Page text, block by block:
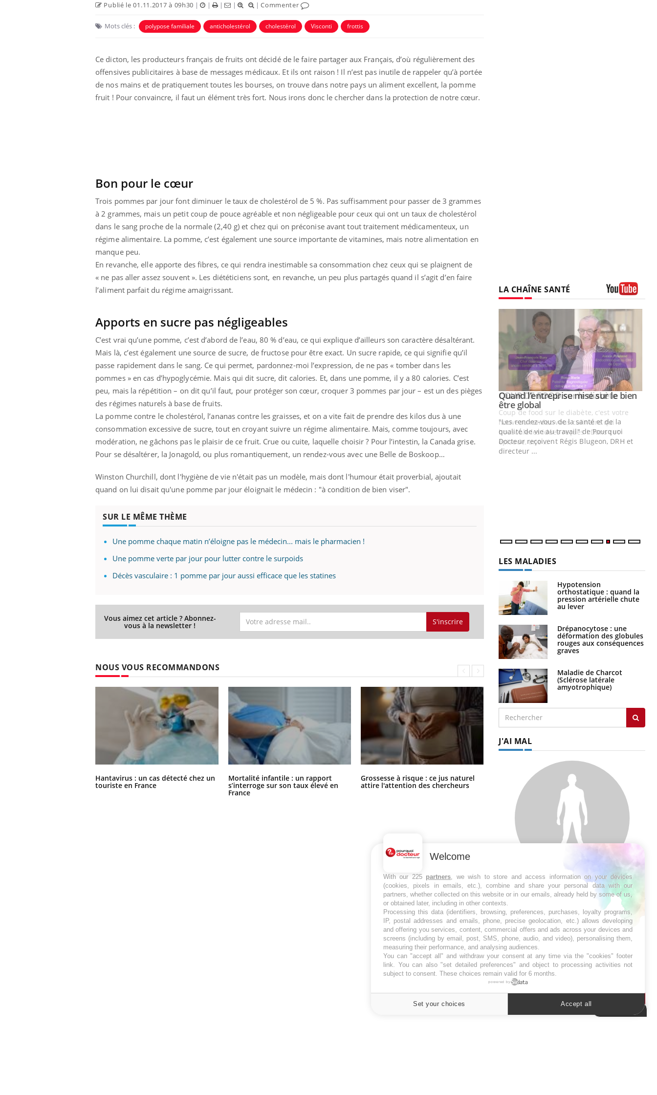
Publié le 01.11.2017 à 09h30 | | | | |Commenter
Mots clés : polypose familiale anticholestérol cholestérol Visconti frottis
Ce dicton, les producteurs français de fruits ont décidé de le faire partager aux Français, d’où régulièrement des
offensives publicitaires à base de messages médicaux. Et ils ont raison ! Il n’est pas inutile de rappeler qu’à portée
de nos mains et de pratiquement toutes les bourses, on trouve dans notre pays un aliment excellent, la pomme
fruit ! Pour convaincre, il faut un élément très fort. Nous irons donc le chercher dans la protection de notre cœur.
Bon pour le cœur
Trois pommes par jour font diminuer le taux de cholestérol de 5 %. Pas suffisamment pour passer de 3 grammes
à 2 grammes, mais un petit coup de pouce agréable et non négligeable pour ceux qui ont un taux de cholestérol
dans le sang proche de la normale (2,40 g) et chez qui on préconise avant tout traitement médicamenteux, un
régime alimentaire. La pomme, c’est également une source importante de vitamines, mais notre alimentation en
manque peu.
En revanche, elle apporte des fibres, ce qui rendra inestimable sa consommation chez ceux qui se plaignent de
« ne pas aller assez souvent ». Les diététiciens sont, en revanche, un peu plus partagés quand il s’agit d’en faire
l’aliment parfait du régime amaigrissant.
Apports en sucre pas négligeables
C’est vrai qu’une pomme, c’est d’abord de l’eau, 80 % d’eau, ce qui explique d’ailleurs son caractère désaltérant.
Mais là, c’est également une source de sucre, de fructose pour être exact. Un sucre rapide, ce qui signifie qu’il
passe rapidement dans le sang. Ce qui permet, pardonnez-moi l’expression, de ne pas « tomber dans les
pommes » en cas d’hypoglycémie. Mais qui dit sucre, dit calories. Et, dans une pomme, il y a 80 calories. C’est
peu, mais la répétition – on dit qu’il faut, pour protéger son cœur, croquer 3 pommes par jour – est un des pièges
des régimes naturels à base de fruits.
La pomme contre le cholestérol, l’ananas contre les graisses, et on a vite fait de prendre des kilos dus à une
consommation excessive de sucre, tout en croyant suivre un régime alimentaire. Mais, comme toujours, avec
modération, ne gâchons pas le plaisir de ce fruit. Crue ou cuite, laquelle choisir ? Pour l’intestin, la Canada grise.
Pour se désaltérer, la Jonagold, ou plus romantiquement, un rendez-vous avec une Belle de Boskoop…
Winston Churchill, dont l'hygiène de vie n'était pas un modèle, mais dont l'humour était proverbial, ajoutait
quand on lui disait qu'une pomme par jour éloignait le médecin : "à condition de bien viser".
SUR LE MÊME THÈME
Une pomme chaque matin n’éloigne pas le médecin... mais le pharmacien !
Une pomme verte par jour pour lutter contre le surpoids
Décès vasculaire : 1 pomme par jour aussi efficace que les statines
Vous aimez cet article ? Abonnez-
vous à la newsletter ! S'inscrire
NOUS VOUS RECOMMANDONS
Hantavirus : un cas détecté chez un
touriste en France
Mortalité infantile : un rapport
s’interroge sur son taux élevé en
France
Grossesse à risque : ce jus naturel
attire l'attention des chercheurs
Comment oublier les écrans en
vacances ?
LA CHAÎNE SANTÉ
Diabète & Ramadan 2026Youtube
Le Ramadan approche, et, pour de
nombreuses personnes atteintes de
diabète, c'est une période de questions, de
défis, mais ...
Youtube
Un « jumeau numérique » pour
faciliter l’accès à la médecine
préventiveYoutube
Un établissement lié à un groupe
mutualiste innove en matière de bilan de
santé : l'utilisation d'un « jumeau
numérique » permet ...
Youtube
COUP DE FOOD sur le diabèteYoutube
Coup de food sur le diabète, c'est votre
nouveau rendez-vous culinaire qui
bouscule les idées reçues ! Dans cet
épisode, une ...
Youtube
Quand l’entreprise mise sur le bien
être globalYoutube
"Les rendez-vous de la santé et de la
qualité de vie au travail" de Pourquoi
Docteur reçoivent Régis Blugeon, DRH et
directeur ...
LES MALADIES
Hypotension
orthostatique : quand la
pression artérielle chute
au lever
Drépanocytose : une
déformation des globules
rouges aux conséquences
graves
Maladie de Charcot
(Sclérose latérale
amyotrophique)
J'AI MAL
SYMPTÔMES
Douleurs de l’avant-pied :
des métatarsalgies à 90 %
liées à problème d’appui
Mauvaise haleine : il faut
améliorer l’hygiène
bucco-dentaire
Welcome
With our 225 partners, we wish to store and access information on your devices
(cookies, pixels in emails, etc.), combine and share your personal data with our
partners, whether collected on this website or in our emails, already held by some of us,
or obtained later, including in other contexts.
Processing this data (identifiers, browsing, preferences, purchases, loyalty programs,
IP, postal addresses and emails, phone, precise geolocation, etc.) allows developing
and offering you services, content, commercial offers and ads across your devices and
screens (including by email, post, SMS, phone, audio, and video), personalising them,
measuring their performance, and analysing audiences.
You can "accept all" and withdraw your consent at any time via the "cookies" footer
link. You can also "set detailed preferences" and object to processing activities not
subject to consent. These choices remain valid for 6 months.
powered by
Set your choices Accept all